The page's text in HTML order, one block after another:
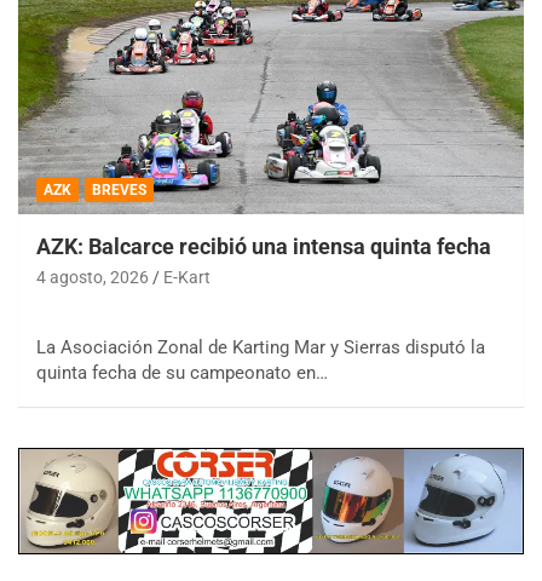
AZK BREVES
AZK: Balcarce recibió una intensa quinta fecha
4 agosto, 2026 E-Kart
La Asociación Zonal de Karting Mar y Sierras disputó la
quinta fecha de su campeonato en…